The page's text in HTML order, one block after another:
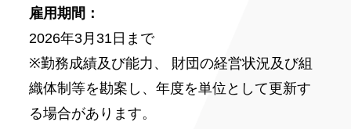
雇用期間：
2026年3月31日まで
※勤務成績及び能力、 財団の経営状況及び組
織体制等を勘案し、年度を単位として更新す
る場合があります。